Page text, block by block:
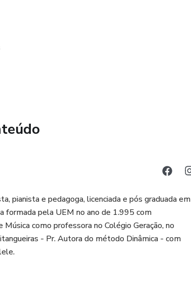
pianista e pedagoga, licenciada e pós graduada em
formada pela UEM no ano de 1.995 com
como professora no Colégio Geração, no
- Pr. Autora do método Dinâmica - com